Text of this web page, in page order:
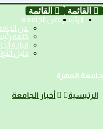
القائمة القائمة
الرئيسيةعن الجامعة
عن
كلمة
قيادة
دليل
جامعة المهرة
الرئيسية أخبار الجامعة